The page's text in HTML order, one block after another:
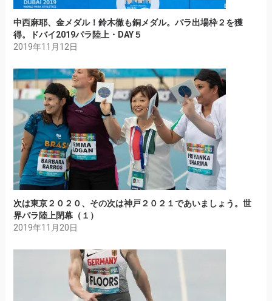
中西麻耶、金メダル！鈴木徹も銅メダル。パラ出場枠２を獲
得。ドバイ2019パラ陸上・DAY５
2019年11月12日
次は東京２０２０、その次は神戸２０２１であいましょう。世
界パラ陸上閉幕（１）
2019年11月20日